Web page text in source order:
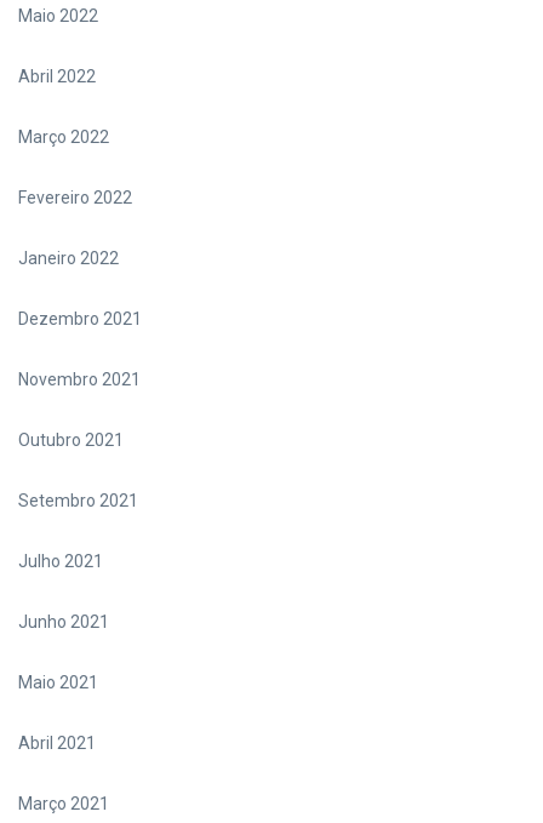
Maio 2022
Abril 2022
Março 2022
Fevereiro 2022
Janeiro 2022
Dezembro 2021
Novembro 2021
Outubro 2021
Setembro 2021
Julho 2021
Junho 2021
Maio 2021
Abril 2021
Março 2021